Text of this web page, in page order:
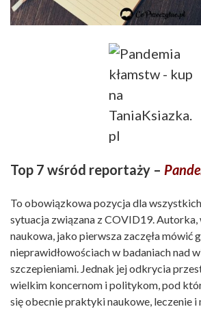
Top 7 wśród reportaży –
To obowiązkowa pozycja dla
sytuacja związana z COVID19.
naukowa, jako pierwsza zaczęła mówić
nieprawidłowościach w badaniach nad
szczepieniami. Jednak jej odkrycia
wielkim koncernom i politykom, pod
się obecnie praktyki naukowe, leczenie